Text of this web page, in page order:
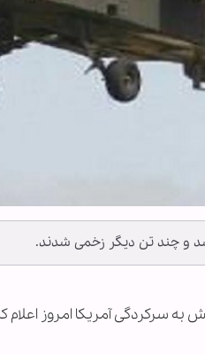
و چند تن دیگر زخمی شدند.
به سرکردگی آمریکا امروز